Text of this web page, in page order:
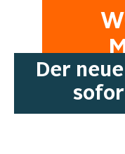
Der